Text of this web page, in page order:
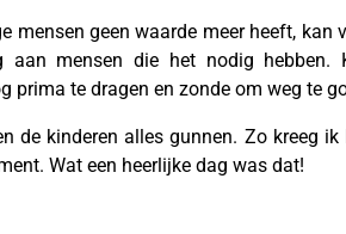
geen waarde meer heeft, kan
mensen die het nodig hebben.
prima te dragen en zonde om weg te
de kinderen alles gunnen. Zo kreeg
Wat een heerlijke dag was dat!